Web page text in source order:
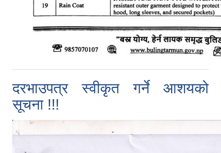
दरभाउपत्र स्वीकृत गर्ने आशयको
सूचना !!!